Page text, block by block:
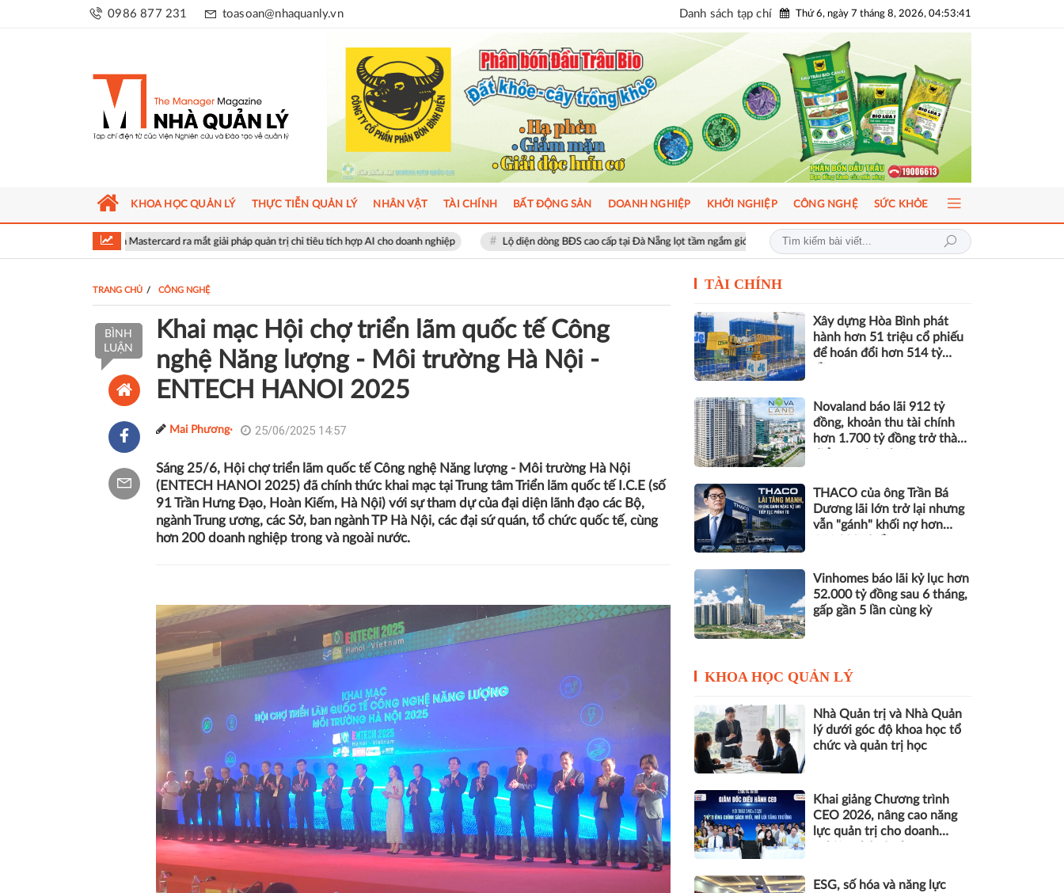
0986 877 231 toasoan@nhaquanly.vn Danh sách tạp chí Thứ 6, ngày 7 tháng 8, 2026, 04:53:43
và Mastercard ra mắt giải pháp quản trị chi tiêu tích hợp AI cho doanh nghiệp Lộ diện dòng BĐS cao cấp tại Đà Nẵng lọt tầm ngắm giới thượng lưu AI-Ready Workforce 2026: Doanh nghiệp tìm lời giải đưa AI vào vận
KHOA HỌC QUẢN LÝ THỰC TIỄN QUẢN LÝ NHÂN VẬT TÀI CHÍNH BẤT ĐỘNG SẢN DOANH NGHIỆP KHỞI NGHIỆP CÔNG NGHỆ SỨC KHỎE
TRANG CHỦ CÔNG NGHỆ
BÌNH
LUẬN
Khai mạc Hội chợ triển lãm quốc tế Công
nghệ Năng lượng - Môi trường Hà Nội -
ENTECH HANOI 2025
Mai Phương· 25/06/2025 14:57
Sáng 25/6, Hội chợ triển lãm quốc tế Công nghệ Năng lượng - Môi trường Hà Nội
(ENTECH HANOI 2025) đã chính thức khai mạc tại Trung tâm Triển lãm quốc tế I.C.E (số
91 Trần Hưng Đạo, Hoàn Kiếm, Hà Nội) với sự tham dự của đại diện lãnh đạo các Bộ,
ngành Trung ương, các Sở, ban ngành TP Hà Nội, các đại sứ quán, tổ chức quốc tế, cùng
hơn 200 doanh nghiệp trong và ngoài nước.
TÀI CHÍNH
Xây dựng Hòa Bình phát
hành hơn 51 triệu cổ phiếu
để hoán đổi hơn 514 tỷ
Novaland báo lãi 912 tỷ
đồng, khoản thu tài chính
hơn 1.700 tỷ đồng trở thành
THACO của ông Trần Bá
Dương lãi lớn trở lại nhưng
vẫn "gánh" khối nợ hơn
Vinhomes báo lãi kỷ lục hơn
52.000 tỷ đồng sau 6 tháng,
gấp gần 5 lần cùng kỳ
KHOA HỌC QUẢN LÝ
Nhà Quản trị và Nhà Quản
lý dưới góc độ khoa học tổ
chức và quản trị học
Khai giảng Chương trình
CEO 2026, nâng cao năng
lực quản trị cho doanh
ESG, số hóa và năng lực